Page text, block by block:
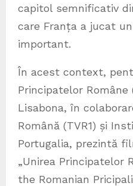
capitol semnificativ
care Franța a jucat
important.
În acest context,
Principatelor Române
Lisabona, în
Română (TVR1) și
Portugalia, prezintă
„Unirea Principatelor
the Romanian